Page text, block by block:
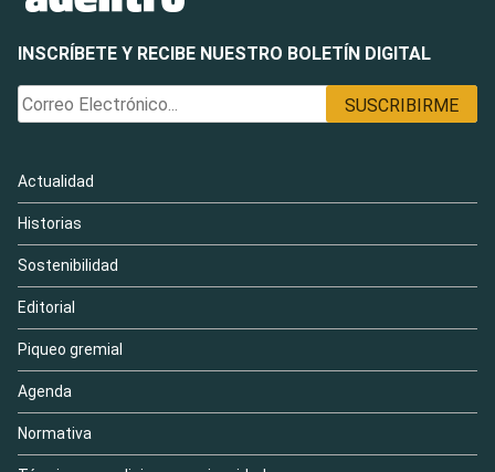
INSCRÍBETE Y RECIBE NUESTRO BOLETÍN DIGITAL
Actualidad
Historias
Sostenibilidad
Editorial
Piqueo gremial
Agenda
Normativa